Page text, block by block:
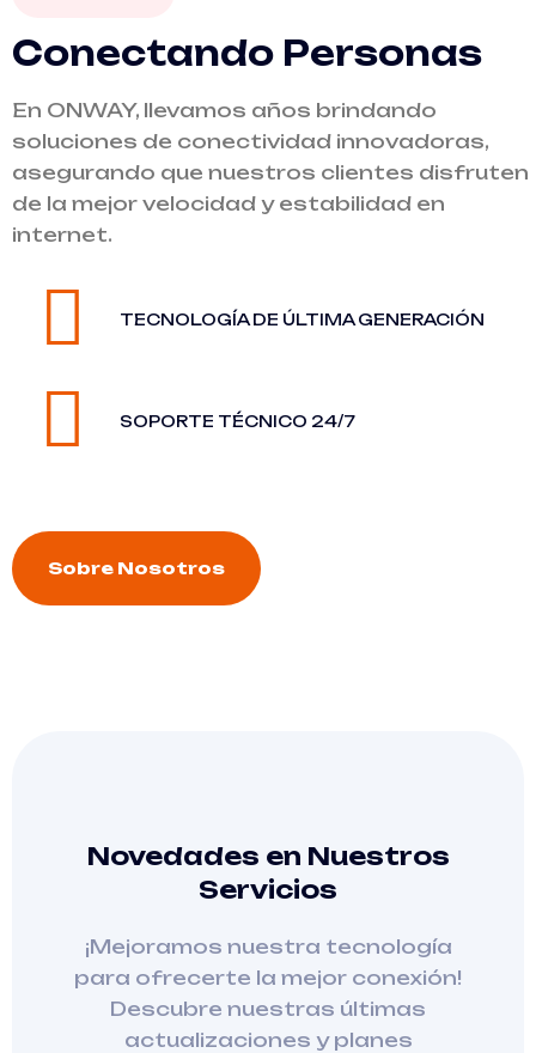
Conectando Personas
En ONWAY, llevamos años brindando
soluciones de conectividad innovadoras,
asegurando que nuestros clientes disfruten
de la mejor velocidad y estabilidad en
internet.
TECNOLOGÍA DE ÚLTIMA GENERACIÓN
SOPORTE TÉCNICO 24/7
Sobre Nosotros
Novedades en Nuestros
Servicios
¡Mejoramos nuestra tecnología
para ofrecerte la mejor conexión!
Descubre nuestras últimas
actualizaciones y planes